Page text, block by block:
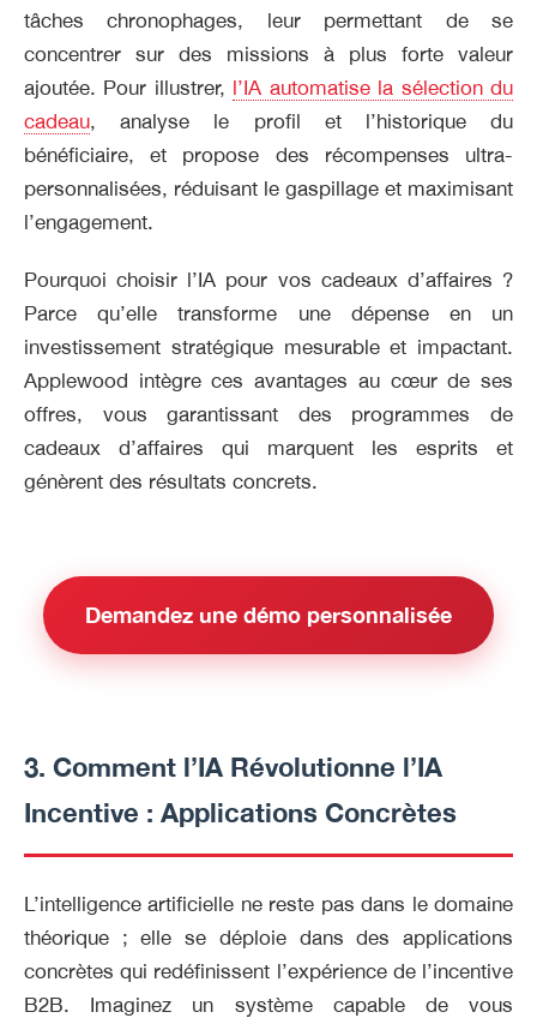
tâches chronophages, leur permettant de se
concentrer sur des missions à plus forte valeur
ajoutée. Pour illustrer, l’IA automatise la sélection du
cadeau, analyse le profil et l’historique du
bénéficiaire, et propose des récompenses ultra-
personnalisées, réduisant le gaspillage et maximisant
l’engagement.
Pourquoi choisir l’IA pour vos cadeaux d’affaires ?
Parce qu’elle transforme une dépense en un
investissement stratégique mesurable et impactant.
Applewood intègre ces avantages au cœur de ses
offres, vous garantissant des programmes de
cadeaux d’affaires qui marquent les esprits et
génèrent des résultats concrets.
Demandez une démo personnalisée
3. Comment l’IA Révolutionne l’IA
Incentive : Applications Concrètes
L’intelligence artificielle ne reste pas dans le domaine
théorique ; elle se déploie dans des applications
concrètes qui redéfinissent l’expérience de l’incentive
B2B. Imaginez un système capable de vous